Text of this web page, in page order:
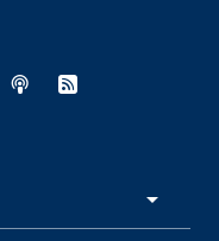
in nuova finestra
in nuova finestra
- Apertura in
esterno - Apertura in
- Sito esterno -
- Sito esterno -
Spreaker - Sito
Feed RSS -